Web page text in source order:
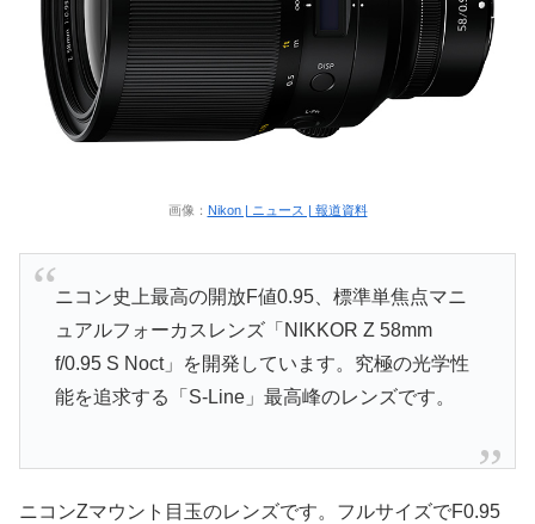
画像： Nikon | ニュース | 報道資料
ニコン史上最高の開放F値0.95、標準単焦点マニ
ュアルフォーカスレンズ「NIKKOR Z 58mm
f/0.95 S Noct」を開発しています。究極の光学性
能を追求する「S-Line」最高峰のレンズです。
ニコンZマウント目玉のレンズです。フルサイズでF0.95